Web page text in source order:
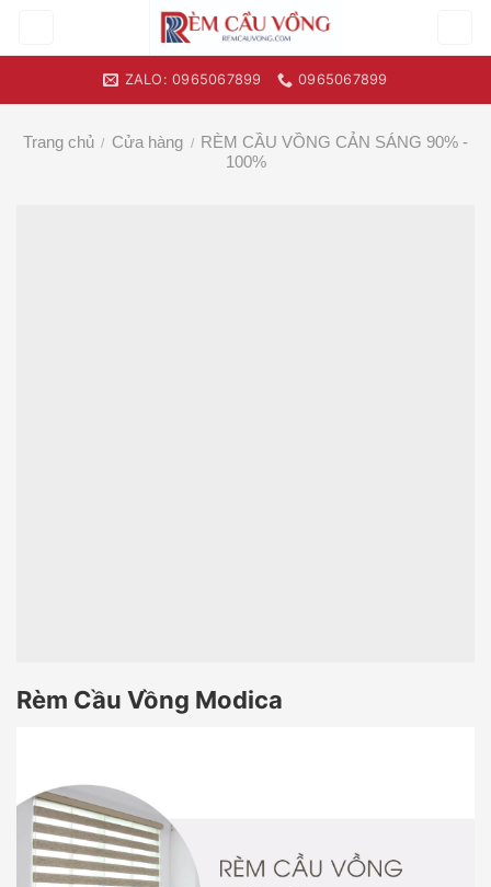
ZALO: 0965067899 0965067899
Trang chủ / Cửa hàng / RÈM CẦU VỒNG CẢN SÁNG 90% -
100%
Rèm Cầu Vồng Modica